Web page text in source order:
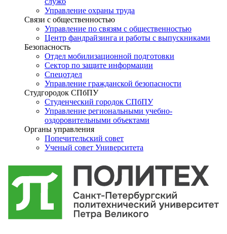
Управление охраны труда
Связи с общественностью
Управление по связям с общественностью
Центр фандрайзинга и работы с выпускниками
Безопасность
Отдел мобилизационной подготовки
Сектор по защите информации
Спецотдел
Управление гражданской безопасности
Студгородок СПбПУ
Студенческий городок СПбПУ
Управление региональными учебно-
оздоровительными объектами
Органы управления
Попечительский совет
Ученый совет Университета